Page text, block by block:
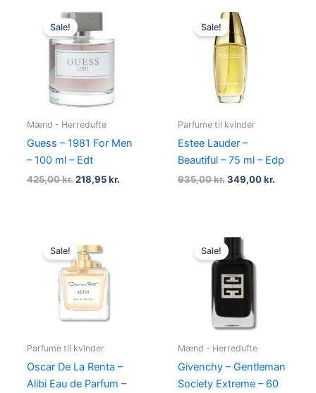
Sale!
Mænd - Herredufte
Guess – 1981 For Men
– 100 ml – Edt
425,00kr.
Original
price
was:
425,00 kr..
218,95kr.
Sale!
Parfume til kvinder
Estee Lauder –
Beautiful – 75 ml – Edp
935,00kr.
Original
price
was:
935,00 kr..
349,00kr.
Sale!
Parfume til kvinder
Oscar De La Renta –
Alibi Eau de Parfum –
price
was:
535,00 kr..
Sale!
Mænd - Herredufte
Givenchy – Gentleman
Society Extreme – 60
price
was:
835,00 kr..